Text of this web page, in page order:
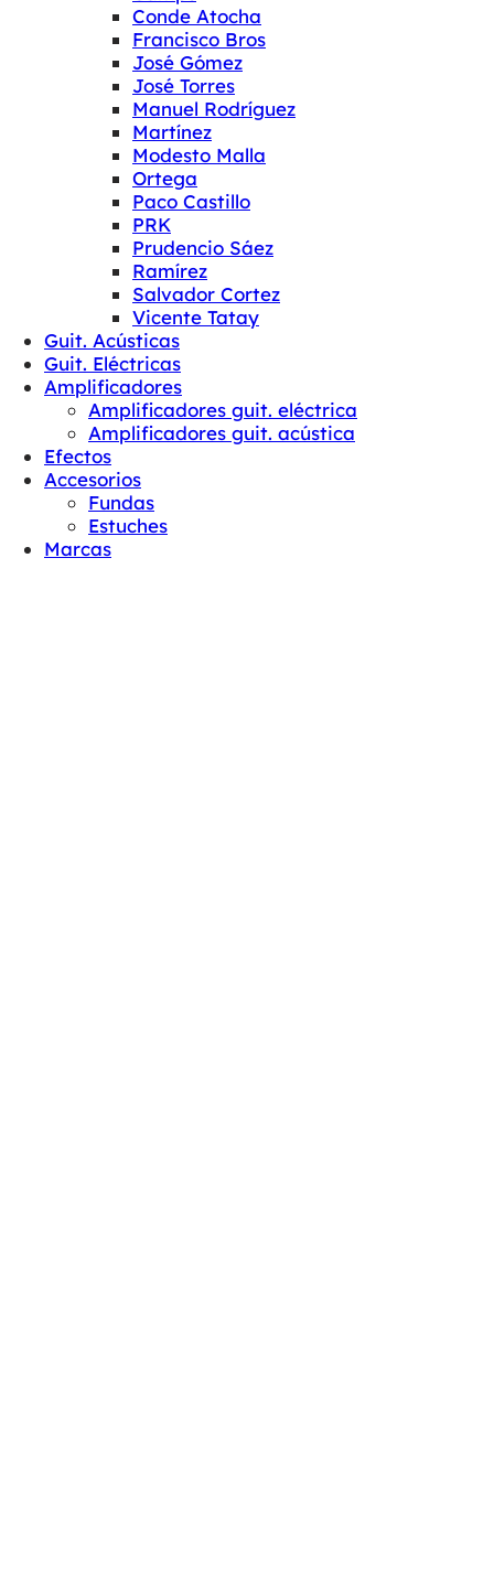
Conde Atocha
Francisco Bros
José Gómez
José Torres
Manuel Rodríguez
Martínez
Modesto Malla
Ortega
Paco Castillo
PRK
Prudencio Sáez
Ramírez
Salvador Cortez
Vicente Tatay
Guit. Acústicas
Guit. Eléctricas
Amplificadores
Amplificadores guit. eléctrica
Amplificadores guit. acústica
Efectos
Accesorios
Fundas
Estuches
Marcas